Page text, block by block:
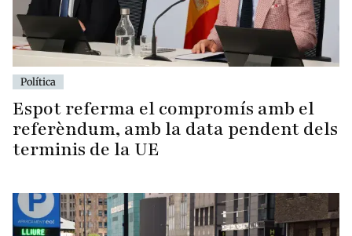
Política
Espot referma el compromís amb el
referèndum, amb la data pendent dels
terminis de la UE